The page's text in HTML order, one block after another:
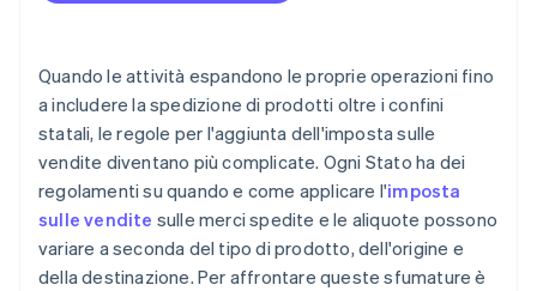
Esegui l’integrazione con le piattaforme di e-
commerce
Importazione nel Paese di destinazione
Quando le attività espandono le proprie operazioni fino
a includere la spedizione di prodotti oltre i confini
statali, le regole per l'aggiunta dell'imposta sulle
vendite diventano più complicate. Ogni Stato ha dei
regolamenti su quando e come applicare l'imposta
sulle vendite sulle merci spedite e le aliquote possono
variare a seconda del tipo di prodotto, dell'origine e
della destinazione. Per affrontare queste sfumature è